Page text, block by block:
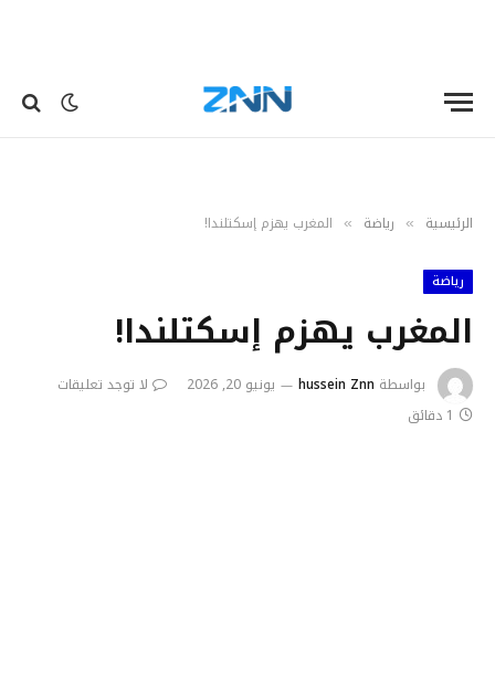
الرئيسية » رياضة » المغرب يهزم إسكتلندا!
رياضة
المغرب يهزم إسكتلندا!
بواسطة hussein Znn يونيو 20, 2026
لا توجد تعليقات
1 دقائق